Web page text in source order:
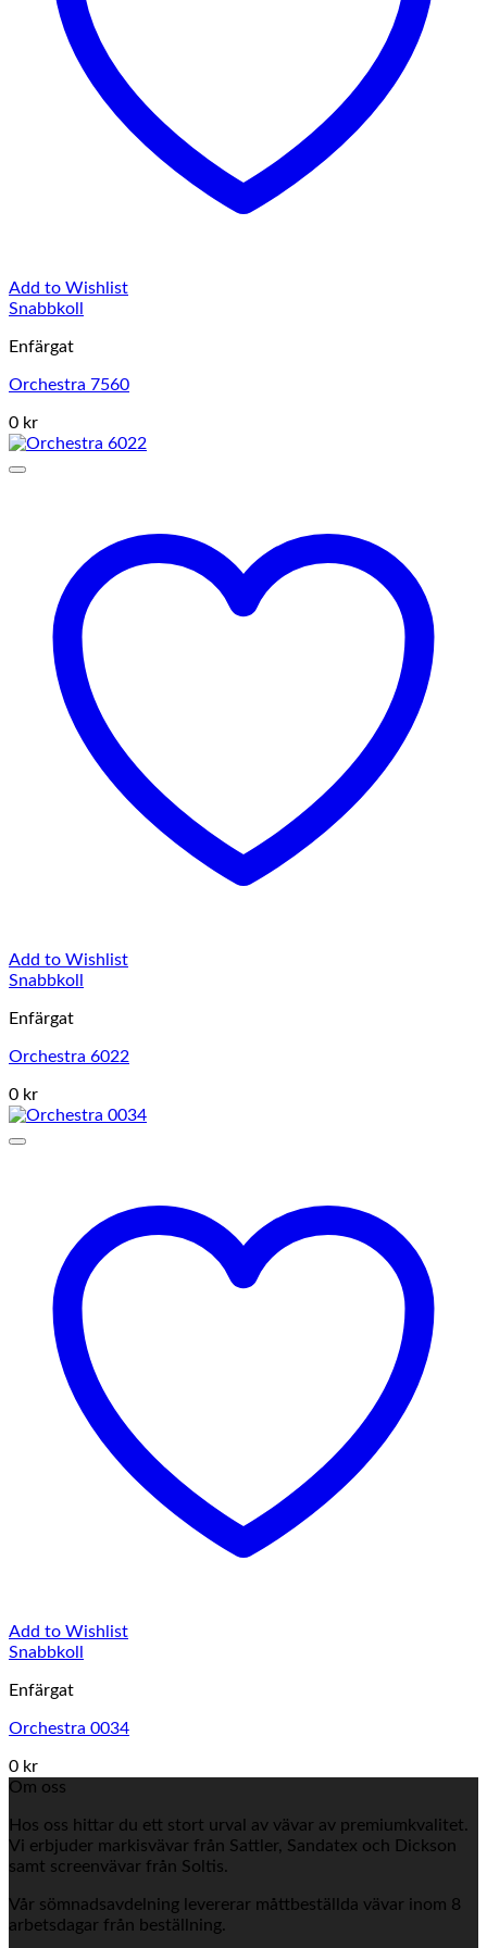
Add to Wishlist
Snabbkoll
Enfärgat
Orchestra 7560
0 kr
Add to Wishlist
Snabbkoll
Enfärgat
Orchestra 6022
0 kr
Add to Wishlist
Snabbkoll
Enfärgat
Orchestra 0034
0 kr
Om oss
Hos oss hittar du ett stort urval av vävar av premiumkvalitet.
Vi erbjuder markisvävar från Sattler, Sandatex och Dickson
samt screenvävar från Soltis.
Vår sömnadsavdelning levererar måttbeställda vävar inom 8
arbetsdagar från beställning.